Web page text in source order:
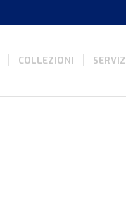
COLLEZIONI